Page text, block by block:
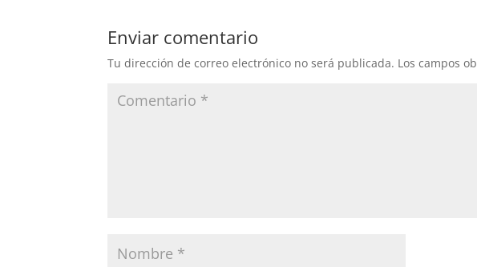
Enviar comentario
Tu dirección de correo electrónico no será publicada. Los campos